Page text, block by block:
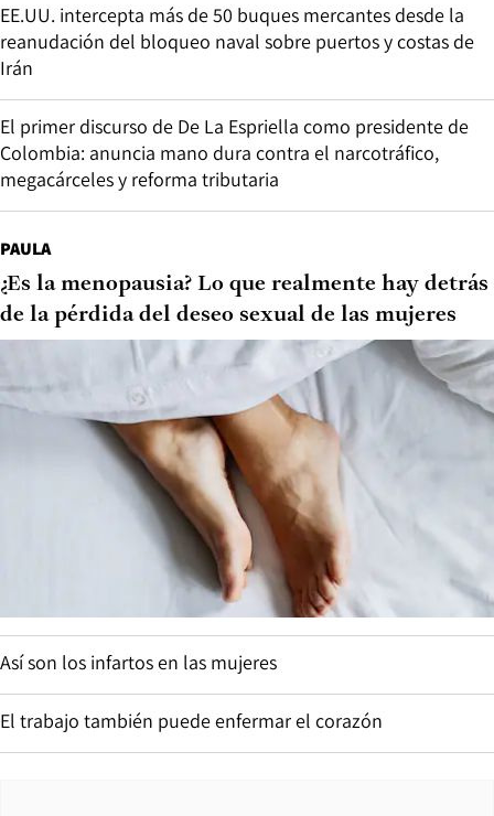
EE.UU. intercepta más de 50 buques mercantes desde la
reanudación del bloqueo naval sobre puertos y costas de
Irán
El primer discurso de De La Espriella como presidente de
Colombia: anuncia mano dura contra el narcotráfico,
megacárceles y reforma tributaria
PAULA
¿Es la menopausia? Lo que realmente hay detrás
de la pérdida del deseo sexual de las mujeres
Así son los infartos en las mujeres
El trabajo también puede enfermar el corazón